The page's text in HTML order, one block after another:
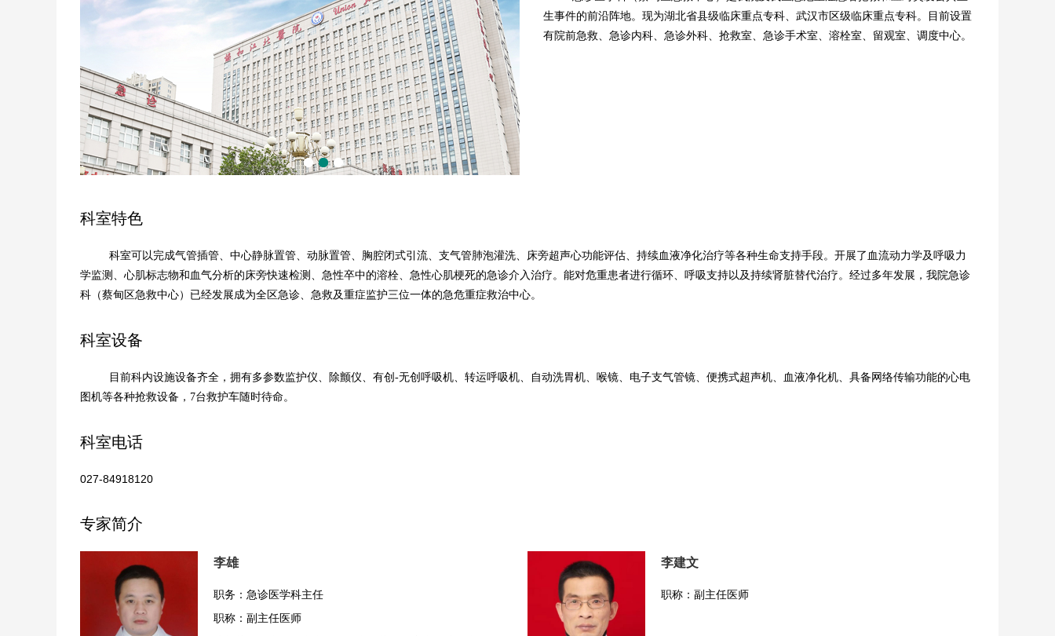
生事件的前沿阵地。现为湖北省县级临床重点专科、武汉市区级临床重点专科。目前设置
有院前急救、急诊内科、急诊外科、抢救室、急诊手术室、溶栓室、留观室、调度中心。
科室特色
科室可以完成气管插管、中心静脉置管、动脉置管、胸腔闭式引流、支气管肺泡灌洗、床旁超声心功能评估、持续血液净化治疗等各种生命支持手段。开展了血流动力学及呼吸力
学监测、心肌标志物和血气分析的床旁快速检测、急性卒中的溶栓、急性心肌梗死的急诊介入治疗。能对危重患者进行循环、呼吸支持以及持续肾脏替代治疗。经过多年发展，我院急诊
科（蔡甸区急救中心）已经发展成为全区急诊、急救及重症监护三位一体的急危重症救治中心。
科室设备
目前科内设施设备齐全，拥有多参数监护仪、除颤仪、有创 -无创呼吸机、转运呼吸机、自动洗胃机、喉镜、电子支气管镜、便携式超声机、血液净化机、具备网络传输功能的心电
图机等各种抢救设备，7台救护车随时待命。
科室电话
027-84918120
专家简介
李雄
职务：急诊医学科主任
职称：副主任医师
李建文
职称：副主任医师